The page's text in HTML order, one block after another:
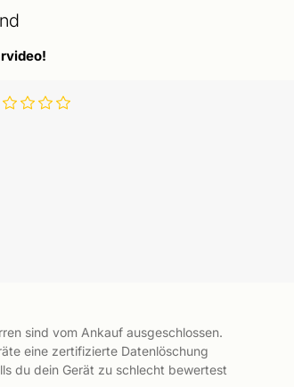
sind vom Ankauf ausgeschlossen.
eine zertifizierte Datenlöschung
du dein Gerät zu schlecht bewertest